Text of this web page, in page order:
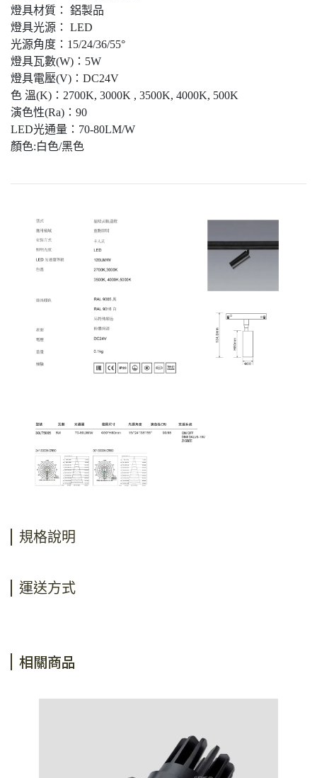
燈具材質： 鋁製品
燈具光源： LED
光源角度：15/24/36/55°
燈具瓦數(W)：5W
燈具電壓(V)：DC24V
色 溫(K)：2700K, 3000K , 3500K, 4000K, 500K
演色性(Ra)：90
LED光通量：70-80LM/W
顏色:白色/黑色
規格說明
運送方式
相關商品